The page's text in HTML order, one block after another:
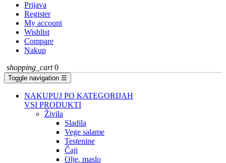
Prijava
Register
My account
Wishlist
Compare
Nakup
shopping_cart 0
Toggle navigation ☰
NAKUPUJ PO KATEGORIJAH
VSI PRODUKTI
Živila
Sladila
Vege salame
Testenine
Čaji
Olje, maslo